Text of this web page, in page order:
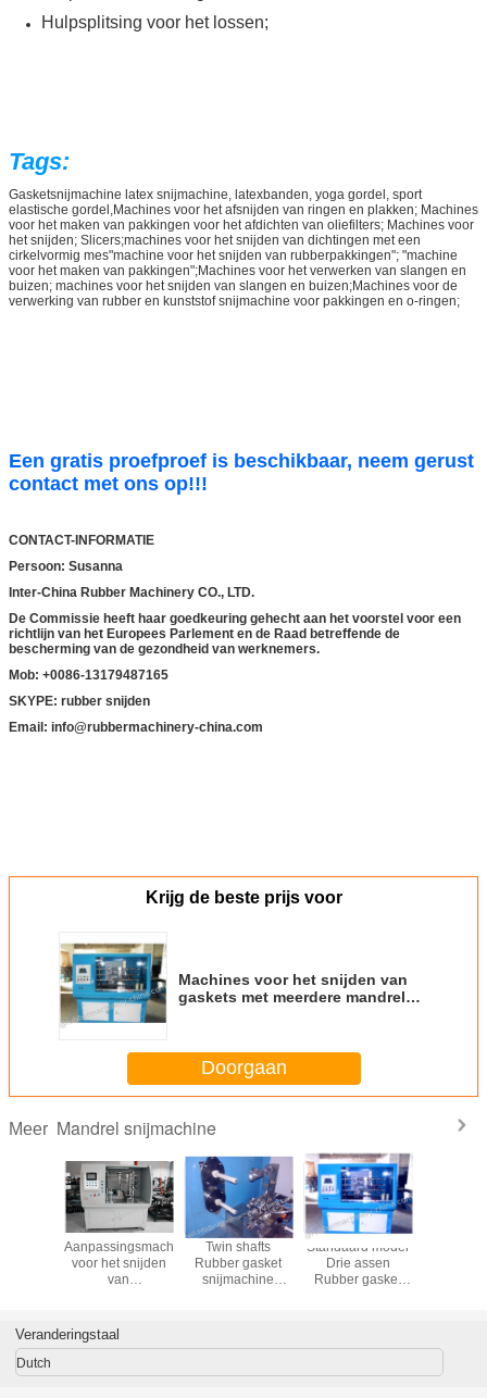
Hulpsplitsing voor het lossen;
Tags:
Gasketsnijmachine latex snijmachine, latexbanden, yoga gordel, sport
elastische gordel,Machines voor het afsnijden van ringen en plakken; Machines
voor het maken van pakkingen voor het afdichten van oliefilters; Machines voor
het snijden; Slicers;machines voor het snijden van dichtingen met een
cirkelvormig mes"machine voor het snijden van rubberpakkingen"; "machine
voor het maken van pakkingen";Machines voor het verwerken van slangen en
buizen; machines voor het snijden van slangen en buizen;Machines voor de
verwerking van rubber en kunststof­ snijmachine voor pakkingen en o-ringen;
Een gratis proefproef is beschikbaar, neem gerust
contact met ons op!!!
CONTACT-INFORMATIE
Persoon: Susanna
Inter-China Rubber Machinery CO., LTD.
De Commissie heeft haar goedkeuring gehecht aan het voorstel voor een
richtlijn van het Europees Parlement en de Raad betreffende de
bescherming van de gezondheid van werknemers.
Mob: +0086-13179487165
SKYPE: rubber snijden
Email: info@rubbermachinery-china.com
Krijg de beste prijs voor
Machines voor het snijden van
gaskets met meerdere mandrels
Doorgaan
Meer Mandrel snijmachine
en
Aanpassingsmachine
voor het snijden
van
lengte van 250
mm (2016)
Twin shafts
Rubber gasket
snijmachine
Standaard model
Drie assen
Rubber gasket
Veranderingstaal
Dutch